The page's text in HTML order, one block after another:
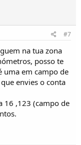
#7
na tua zona
posso te
uma em campo de
envies o conta
16 ,123 (campo de